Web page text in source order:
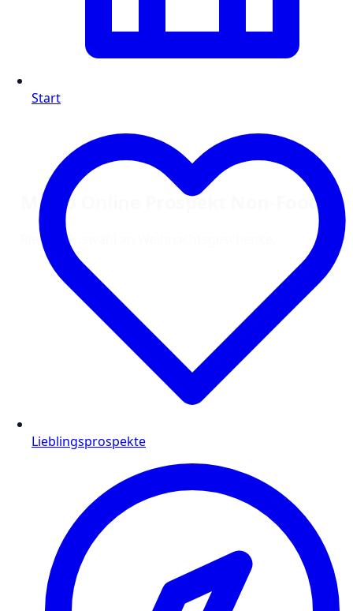
Metro Online Prospekt Non-Food:
Riesige Auswahl an Weihnachtsgeschenke.
Start
Lieblingsprospekte